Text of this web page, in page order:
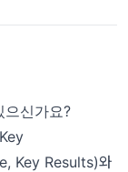
으신가요?
Key Results)와